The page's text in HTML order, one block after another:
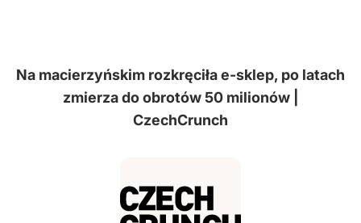
Na macierzyńskim rozkręciła e-sklep, po latach
zmierza do obrotów 50 milionów |
CzechCrunch